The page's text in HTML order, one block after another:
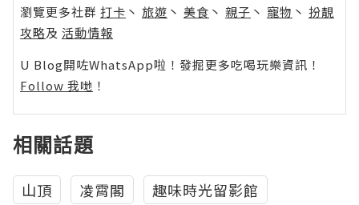
瀏覽更多社群 打卡 丶 旅遊 丶 美食 丶 親子 丶 寵物 丶 扮靚
攻略及 活動情報
U Blog開咗WhatsApp啦！發掘更多吃喝玩樂資訊！
Follow 我哋 ！
相關話題
山頂 凌霄閣
趣味時光留影館